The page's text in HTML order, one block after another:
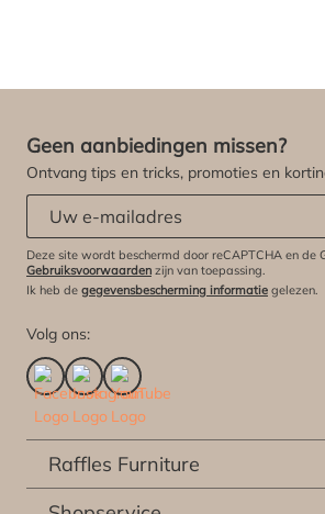
Geen aanbiedingen missen?
Ontvang tips en tricks, promoties en
Deze site wordt beschermd door reCAPTCHA en de
Gebruiksvoorwaarden zijn van toepassing.
Ik heb de gegevensbescherming informatie gelezen.
Volg ons:
Raffles Furniture